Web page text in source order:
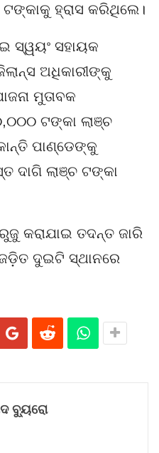
ହ୍ରାସ କରିଥିଲେ।
ସ୍ୱୟଂ ସହାୟକ
ଅଧିକାରୀଙ୍କୁ
ମୁତାବକ
ଟଙ୍କା ଲାଞ୍ଚ
ପାଣ୍ଡେଙ୍କୁ
ଦାଗି ଲାଞ୍ଚ ଟଙ୍କା
କରାଯାଇ ତଦନ୍ତ ଜାରି
ଦୁଇଟି ସ୍ଥାନରେ
ବ୍ୟୁରୋ